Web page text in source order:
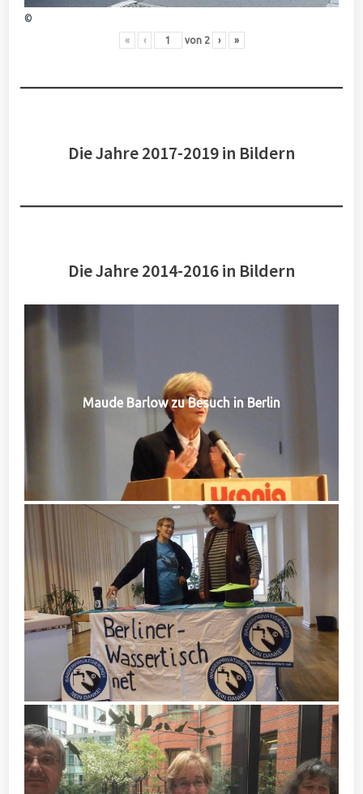
©
« ‹ von 2 › »
Die Jahre 2017-2019 in Bildern
Die Jahre 2014-2016 in Bildern
Maude Barlow zu Besuch in Berlin